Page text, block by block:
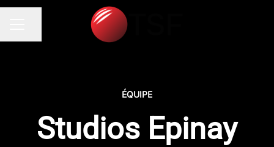
Partager la page
ÉQUIPE
Studios Epinay